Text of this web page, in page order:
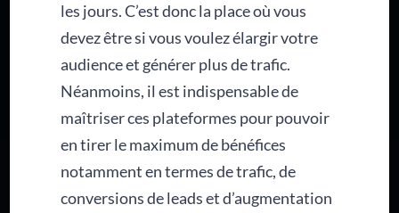
les jours. C’est donc la place où vous
devez être si vous voulez élargir votre
audience et générer plus de trafic.
Néanmoins, il est indispensable de
maîtriser ces plateformes pour pouvoir
en tirer le maximum de bénéfices
notamment en termes de trafic, de
conversions de leads et d’augmentation